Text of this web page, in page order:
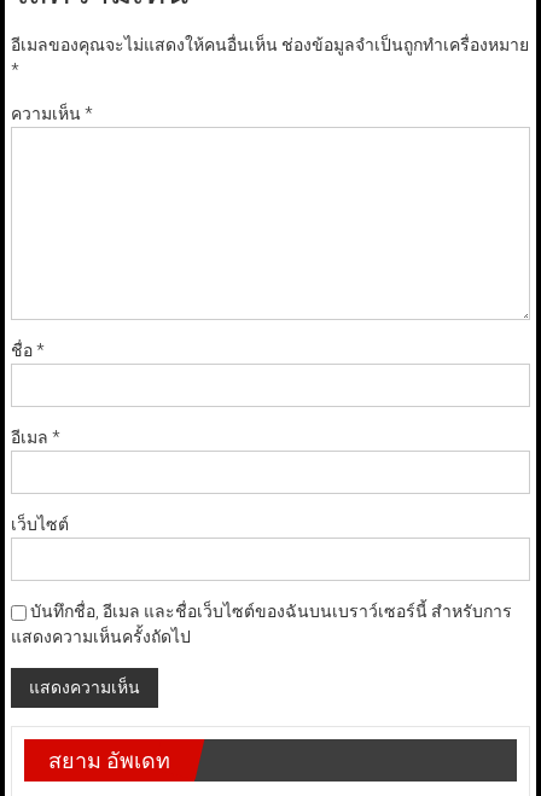
อีเมลของคุณจะไม่แสดงให้คนอื่นเห็น ช่องข้อมูลจำเป็นถูกทำเครื่องหมาย
*
ความเห็น*
ชื่อ*
อีเมล *
เว็บไซต์
บันทึกชื่อ, อีเมล และชื่อเว็บไซต์ของฉันบนเบราว์เซอร์นี้ สำหรับการ
แสดงความเห็นครั้งถัดไป
สยาม อัพเดท